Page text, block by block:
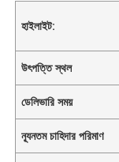
হাইলাইট:
উৎপত্তি স্থল
ডেলিভারি সময়
ন্যূনতম চাহিদার পরিমাণ